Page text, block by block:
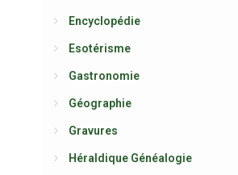
Encyclopédie
Esotérisme
Gastronomie
Géographie
Gravures
Héraldique Généalogie